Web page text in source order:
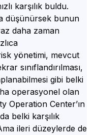
karşılık buldu.
düşünürsek bunun
daha zaman
yönetimi, mevcut
sınıflandırılması,
gibi belki
operasyonel olan
Operation Center’ın
belki karşılık
ileri düzeylerde de